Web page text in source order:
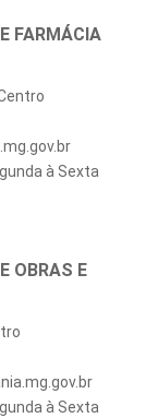
FARMÁCIA
à Sexta
OBRAS E
à Sexta